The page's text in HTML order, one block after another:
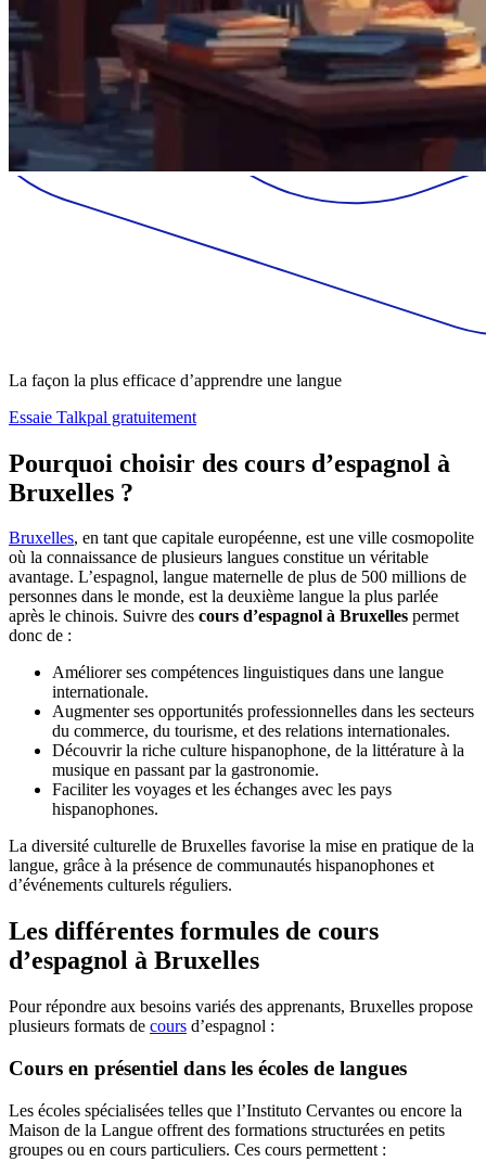
La façon la plus efficace d’apprendre une langue
Essaie Talkpal gratuitement
Pourquoi choisir des cours d’espagnol à
Bruxelles ?
Bruxelles, en tant que capitale européenne, est une ville cosmopolite
où la connaissance de plusieurs langues constitue un véritable
avantage. L’espagnol, langue maternelle de plus de 500 millions de
personnes dans le monde, est la deuxième langue la plus parlée
après le chinois. Suivre des cours d’espagnol à Bruxelles permet
donc de :
Améliorer ses compétences linguistiques dans une langue
internationale.
Augmenter ses opportunités professionnelles dans les secteurs
du commerce, du tourisme, et des relations internationales.
Découvrir la riche culture hispanophone, de la littérature à la
musique en passant par la gastronomie.
Faciliter les voyages et les échanges avec les pays
hispanophones.
La diversité culturelle de Bruxelles favorise la mise en pratique de la
langue, grâce à la présence de communautés hispanophones et
d’événements culturels réguliers.
Les différentes formules de cours
d’espagnol à Bruxelles
Pour répondre aux besoins variés des apprenants, Bruxelles propose
plusieurs formats de cours d’espagnol :
Cours en présentiel dans les écoles de langues
Les écoles spécialisées telles que l’Instituto Cervantes ou encore la
Maison de la Langue offrent des formations structurées en petits
groupes ou en cours particuliers. Ces cours permettent :